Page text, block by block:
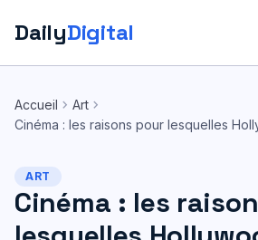
DailyDigital
contenu
Accueil chevron_right Art chevron_right
Cinéma : les raisons pour lesquelles
ART
Cinéma : les